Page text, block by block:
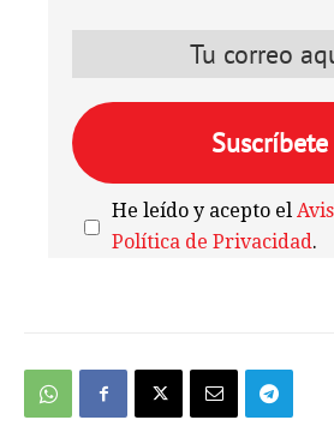
He leído y acepto el
Política de Privacidad.